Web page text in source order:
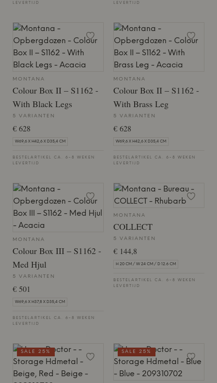
LEVERTIJD
LEVERTIJD
MONTANA
Colour Box II – S1162 -
With Black Legs
5 VARIANTEN
€ 628
W69,6 X H42,6 X D35,4 CM
BESTELARTIKEL CA. 6-8 WEKEN
LEVERTIJD
MONTANA
Colour Box II – S1162 -
With Brass Leg
5 VARIANTEN
€ 628
W69,6 X H42,6 X D35,4 CM
BESTELARTIKEL CA. 6-8 WEKEN
LEVERTIJD
MONTANA
Colour Box III – S1162 -
Med Hjul
5 VARIANTEN
€ 501
W69,6 X H37,8 X D35,4 CM
BESTELARTIKEL CA. 6-8 WEKEN
LEVERTIJD
MONTANA
COLLECT
5 VARIANTEN
€ 144,8
H 20 CM / W 24 CM / D 12.6 CM
BESTELARTIKEL CA. 6-8 WEKEN
LEVERTIJD
SALE 25% SALE 25%